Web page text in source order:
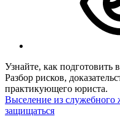
Узнайте, как подготовить
Разбор рисков,
практикующего юриста.
Выселение из служебного
защищаться